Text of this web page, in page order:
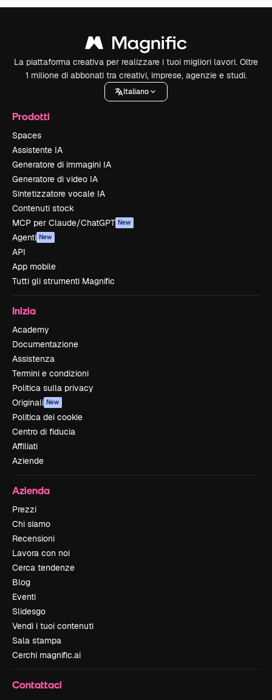
La piattaforma creativa per realizzare i tuoi migliori lavori. Oltre
1 milione di abbonati tra creativi, imprese, agenzie e studi.
Italiano
Prodotti
Spaces
Assistente IA
Generatore di immagini IA
Generatore di video IA
Sintetizzatore vocale IA
Contenuti stock
MCP per Claude/ChatGPT New
Agenti New
API
App mobile
Tutti gli strumenti Magnific
Inizia
Academy
Documentazione
Assistenza
Termini e condizioni
Politica sulla privacy
Originali New
Politica dei cookie
Centro di fiducia
Affiliati
Aziende
Azienda
Prezzi
Chi siamo
Recensioni
Lavora con noi
Cerca tendenze
Blog
Eventi
Slidesgo
Vendi i tuoi contenuti
Sala stampa
Cerchi magnific.ai
Contattaci